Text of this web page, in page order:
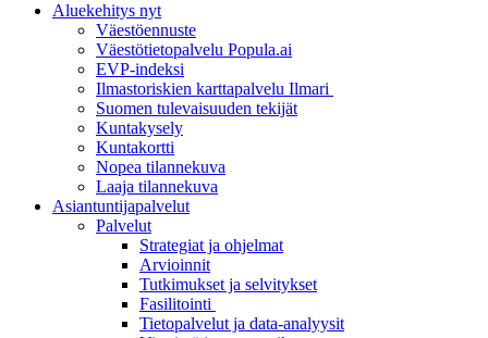
Aluekehitys nyt
Väestöennuste
Väestötietopalvelu Popula.ai
EVP-indeksi
Ilmastoriskien karttapalvelu Ilmari
Suomen tulevaisuuden tekijät
Kuntakysely
Kuntakortti
Nopea tilannekuva
Laaja tilannekuva
Asiantuntijapalvelut
Palvelut
Strategiat ja ohjelmat
Arvioinnit
Tutkimukset ja selvitykset
Fasilitointi
Tietopalvelut ja data-analyysit